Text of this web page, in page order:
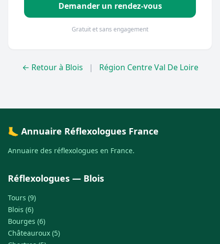
Demander un rendez-vous
Gratuit et sans engagement
← Retour à Blois | Région Centre Val De Loire
🦶 Annuaire Réflexologues France
Annuaire des réflexologues en France.
Réflexologues — Blois
Tours (9)
Blois (6)
Bourges (6)
Châteauroux (5)